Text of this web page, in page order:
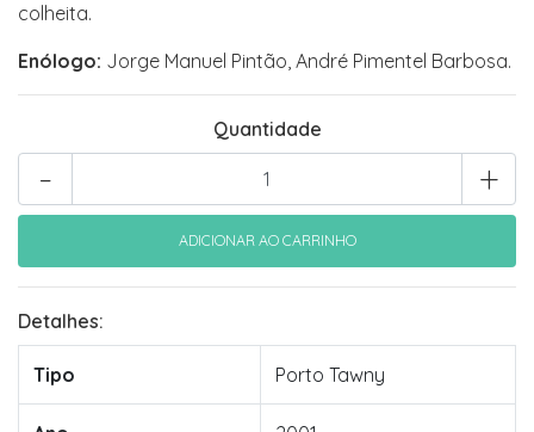
colheita.
Enólogo: Jorge Manuel Pintão, André Pimentel Barbosa.
Quantidade
+
-
Detalhes:
Tipo Porto Tawny